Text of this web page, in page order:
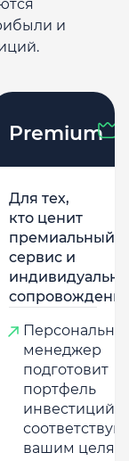
и
Premium
Для тех,
кто ценит
премиальный
сервис и
менеджер
подготовит
портфель
инвестиций,
вашим целям